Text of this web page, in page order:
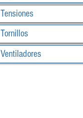
Tensiones
Tornillos
Ventiladores